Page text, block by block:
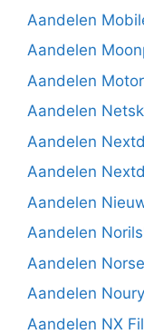
Aandelen
Aandelen
Aandelen
Aandelen
Aandelen
Aandelen
Aandelen
Aandelen
Aandelen
Aandelen
Aandelen NX